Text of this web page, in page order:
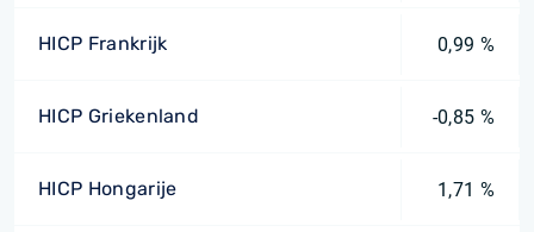
HICP Frankrijk 0,99 %
HICP Griekenland -0,85 %
HICP Hongarije 1,71 %